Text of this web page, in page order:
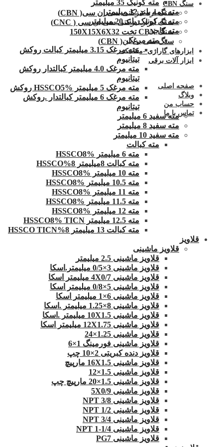
سنگ CBN
سنگ اره تیزکنی سی ان سی( CBN)
سنگ ابزار تیزکنی سی ان سی ( CNC)
سنگ CBN تخت 150X15X6X32
سنگ سی بی ان( CBN)
ابزارهای گاراژی -مکانیکی
ابزار آلات برقی
صفحه اصلی
وبلاگ
حساب من
تماس با ما
مته کونیک 35 میلیمتر
مته نیمه بلند 12 میلیمتر
مته ته کونیک بلند 20 میلیمتر
مته کاجی
مته مرغک
مته مرغک 3.15 میلیمتر کبالت روکش
تیتانیوم
مته مرغک 4.0 میلیمتر کبالتدار روکش
تیتانیوم
مته مرغک 5 میلیمتر HSSCO5% روکش
مته مرغک 6 میلیمتر کبالتدار .روکش
تیتانیوم
مته سفید 6 میلیمتر
مته سفید 8 میلیمتر
مته سفید 10 میلیمتر
مته کبالت
مته 6 میلیمتر HSSCO8%
مته کبالت 8میلیمتر 8%HSSCO
مته 10 میلیمتر HSSCO8%
مته 10.5 میلیمتر HSSCO8%
مته 11 میلیمتر HSSCO8%
مته 11.5 میلیمتر HSSCO8%
مته 12 میلیمتر HSSCO8%
مته 12.5 میلیمتر HSSCO8% TICN
مته کبالت 13 میلیمتر 8%HSSCO TICN
قلاویز
قلاویز ماشینی
قلاویز ماشینی 2.5 میلیمتر
قلاویز ماشینی 3×0/5 میلیمتر.اسکا
قلاویز ماشینی 4X0/7 میلیمتر اسکا
قلاویز ماشینی 5×0/8 میلیمتر اسکا
قلاویز ماشینی 6×1 میلیمتر اسکا
قلاویز ماشینی 8×1.25 میلیمتر .اسکا
قلاویز ماشینی 10X1.5 میلیمتر .اسکا
قلاویز ماشینی 12X1.75 میلیمتر اسکا
قلاویز ماشینی 1.25×24
قلاویز ماشینی فورمینگ 1×6
قلاویز دنده کبریتی 2×10 چپ
قلاویز ماشینی 16X1.5 مارپیچ
قلاویز ماشینی 1.5×12
قلاویز ماشینی 1.5×20 مارپیچ چپ
قلاویز ماشینی 5X0/9
قلاویز ماشینی 3/8 NPT
قلاویز ماشینی 1/2 NPT
قلاویز ماشینی 3/4 NPT
قلاویز ماشینی 1/4-1 NPT
قلاویز ماشینی PG7